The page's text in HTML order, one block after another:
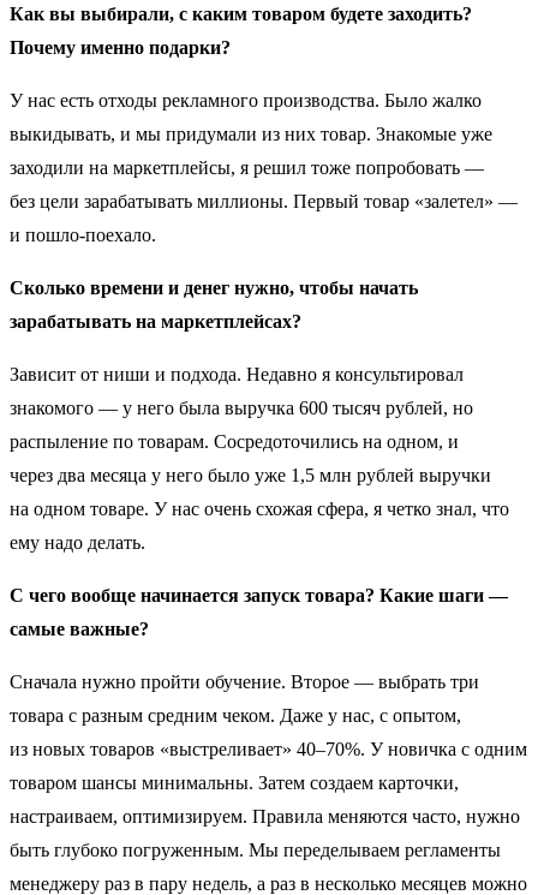
Как вы выбирали, с каким товаром будете заходить?
Почему именно подарки?
У нас есть отходы рекламного производства. Было жалко
выкидывать, и мы придумали из них товар. Знакомые уже
заходили на маркетплейсы, я решил тоже попробовать —
без цели зарабатывать миллионы. Первый товар «залетел» —
и пошло-поехало.
Сколько времени и денег нужно, чтобы начать
зарабатывать на маркетплейсах?
Зависит от ниши и подхода. Недавно я консультировал
знакомого — у него была выручка 600 тысяч рублей, но
распыление по товарам. Сосредоточились на одном, и
через два месяца у него было уже 1,5 млн рублей выручки
на одном товаре. У нас очень схожая сфера, я четко знал, что
ему надо делать.
С чего вообще начинается запуск товара? Какие шаги —
самые важные?
Сначала нужно пройти обучение. Второе — выбрать три
товара с разным средним чеком. Даже у нас, с опытом,
из новых товаров «выстреливает» 40–70%. У новичка с одним
товаром шансы минимальны. Затем создаем карточки,
настраиваем, оптимизируем. Правила меняются часто, нужно
быть глубоко погруженным. Мы переделываем регламенты
менеджеру раз в пару недель, а раз в несколько месяцев можно